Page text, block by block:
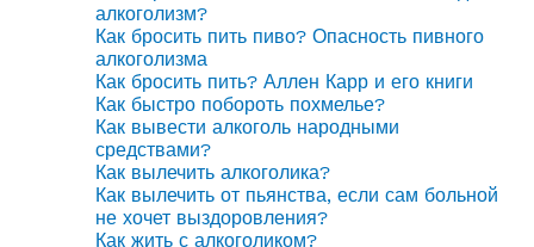
алкоголизм?
Как бросить пить пиво? Опасность пивного
алкоголизма
Как бросить пить? Аллен Карр и его книги
Как быстро побороть похмелье?
Как вывести алкоголь народными
средствами?
Как вылечить алкоголика?
Как вылечить от пьянства, если сам больной
не хочет выздоровления?
Как жить с алкоголиком?